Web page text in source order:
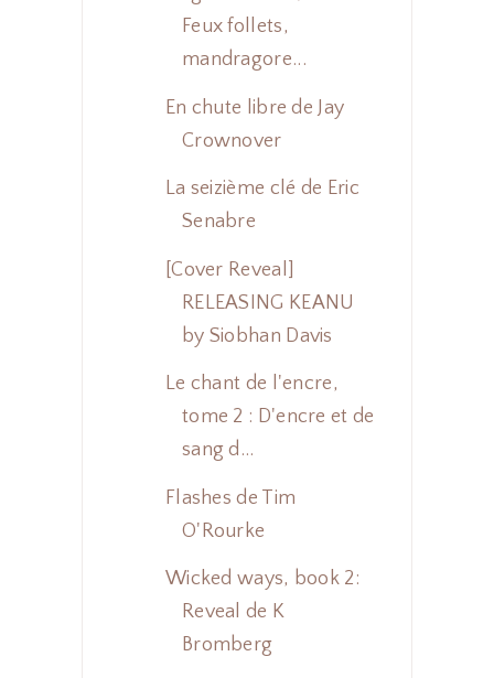
Feux follets,
mandragore...
En chute libre de Jay
Crownover
La seizième clé de Eric
Senabre
[Cover Reveal]
RELEASING KEANU
by Siobhan Davis
Le chant de l'encre,
tome 2 : D'encre et de
sang d...
Flashes de Tim
O'Rourke
Wicked ways, book 2:
Reveal de K
Bromberg